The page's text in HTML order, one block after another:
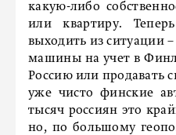
какую-либо
или квартиру.
выходить из ситуации
машины на учет в
Россию или продавать
уже чисто финские
тысяч россиян это
но, по большому